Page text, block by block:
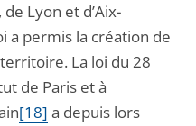
Lyon et d’Aix-
a permis la création de
La loi du 28
de Paris et à
[18] a depuis lors